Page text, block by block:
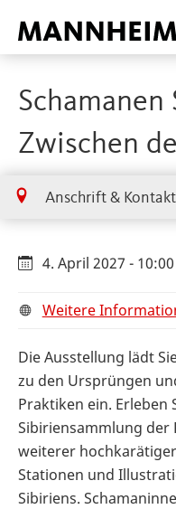
Schamanen
Zwischen
Anschrift & Kontakt
4. April 2027 - 10:00
Weitere
Die Ausstellung lädt
zu den Ursprüngen
Praktiken ein. Erleben
Sibiriensammlung der
weiterer
Stationen und
Sibiriens.